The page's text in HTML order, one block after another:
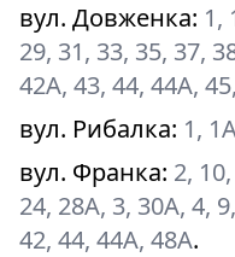
вул. Довженка: 1,
29, 31, 33, 35, 37,
42А, 43, 44, 44А,
вул. Рибалка: 1,
вул. Франка: 2,
24, 28А, 3, 30А, 4,
42, 44, 44А, 48А.